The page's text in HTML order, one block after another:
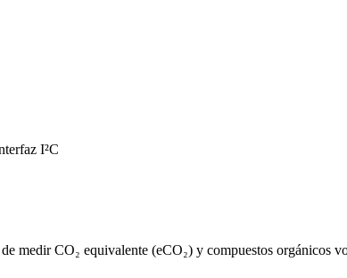
medir CO₂ equivalente (eCO₂) y compuestos